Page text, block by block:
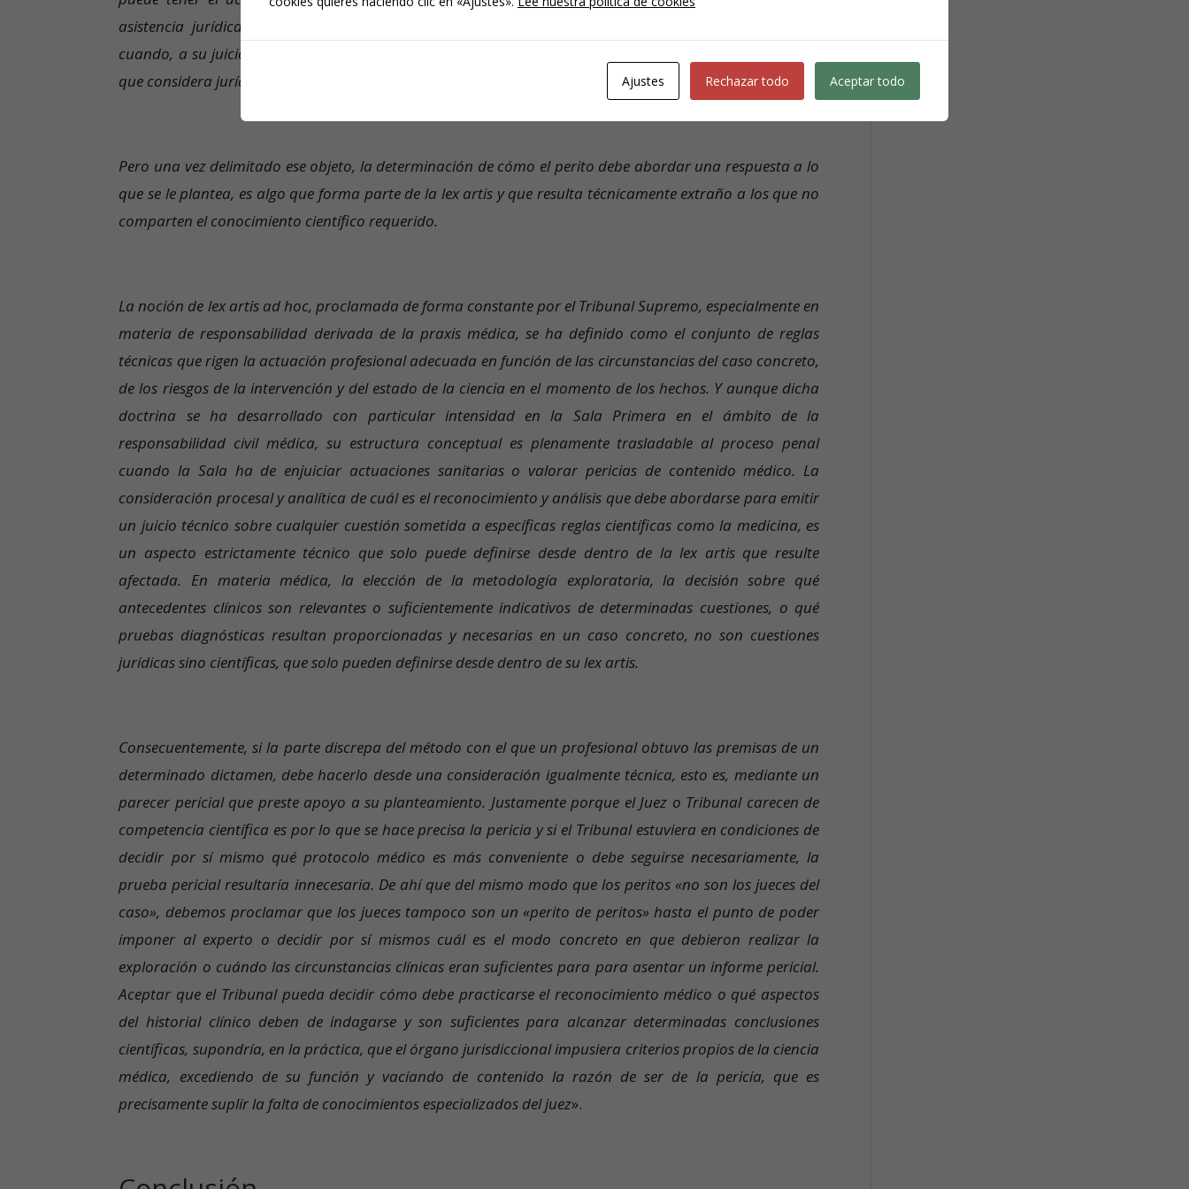
asistencia jurídica puede también reclamar las aclaraciones o ampliaciones que considere precisas
cuando, a su juicio, el informe pericial resulte oscuro, incompleto o contradictorio sobre estos extremos
que considera jurídicamente relevantes.
Pero una vez delimitado ese objeto, la determinación de cómo el perito debe abordar una respuesta a lo
que se le plantea, es algo que forma parte de la lex artis y que resulta técnicamente extraño a los que no
comparten el conocimiento científico requerido.
La noción de lex artis ad hoc, proclamada de forma constante por el Tribunal Supremo, especialmente en
materia de responsabilidad derivada de la praxis médica, se ha definido como el conjunto de reglas
técnicas que rigen la actuación profesional adecuada en función de las circunstancias del caso concreto,
de los riesgos de la intervención y del estado de la ciencia en el momento de los hechos. Y aunque dicha
doctrina se ha desarrollado con particular intensidad en la Sala Primera en el ámbito de la
responsabilidad civil médica, su estructura conceptual es plenamente trasladable al proceso penal
cuando la Sala ha de enjuiciar actuaciones sanitarias o valorar pericias de contenido médico. La
consideración procesal y analítica de cuál es el reconocimiento y análisis que debe abordarse para emitir
un juicio técnico sobre cualquier cuestión sometida a específicas reglas científicas como la medicina, es
un aspecto estrictamente técnico que solo puede definirse desde dentro de la lex artis que resulte
afectada. En materia médica, la elección de la metodología exploratoria, la decisión sobre qué
antecedentes clínicos son relevantes o suficientemente indicativos de determinadas cuestiones, o qué
pruebas diagnósticas resultan proporcionadas y necesarias en un caso concreto, no son cuestiones
jurídicas sino científicas, que solo pueden definirse desde dentro de su lex artis.
Consecuentemente, si la parte discrepa del método con el que un profesional obtuvo las premisas de un
determinado dictamen, debe hacerlo desde una consideración igualmente técnica, esto es, mediante un
parecer pericial que preste apoyo a su planteamiento. Justamente porque el Juez o Tribunal carecen de
competencia científica es por lo que se hace precisa la pericia y si el Tribunal estuviera en condiciones de
decidir por sí mismo qué protocolo médico es más conveniente o debe seguirse necesariamente, la
prueba pericial resultaría innecesaria. De ahí que del mismo modo que los peritos «no son los jueces del
caso», debemos proclamar que los jueces tampoco son un «perito de peritos» hasta el punto de poder
imponer al experto o decidir por sí mismos cuál es el modo concreto en que debieron realizar la
exploración o cuándo las circunstancias clínicas eran suficientes para para asentar un informe pericial.
Aceptar que el Tribunal pueda decidir cómo debe practicarse el reconocimiento médico o qué aspectos
del historial clínico deben de indagarse y son suficientes para alcanzar determinadas conclusiones
científicas, supondría, en la práctica, que el órgano jurisdiccional impusiera criterios propios de la ciencia
médica, excediendo de su función y vaciando de contenido la razón de ser de la pericia, que es
precisamente suplir la falta de conocimientos especializados del juez».
Ajustes Rechazar todo Aceptar todo